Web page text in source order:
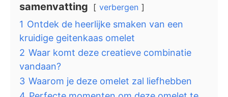
samenvatting verbergen
1 Ontdek de heerlijke smaken van een
kruidige geitenkaas omelet
2 Waar komt deze creatieve combinatie
vandaan?
3 Waarom je deze omelet zal liefhebben